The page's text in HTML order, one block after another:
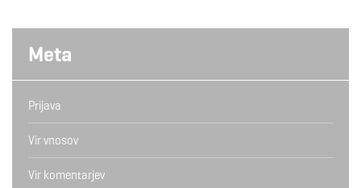
Meta
Prijava
Vir vnosov
Vir komentarjev